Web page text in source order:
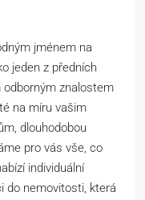
jménem na
jeden z předních
znalostem
na míru vašim
dlouhodobou
pro vás vše, co
individuální
do nemovitosti, která